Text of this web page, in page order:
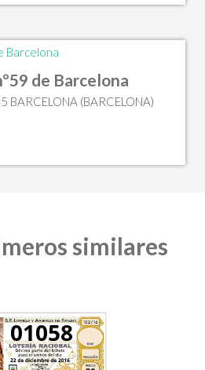
de Barcelona
BARCELONA (BARCELONA)
similares
01058